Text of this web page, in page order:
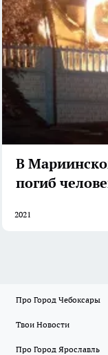
В
погиб
2021
Про Город Чебоксары
Твои Новости
Про Город Ярославль